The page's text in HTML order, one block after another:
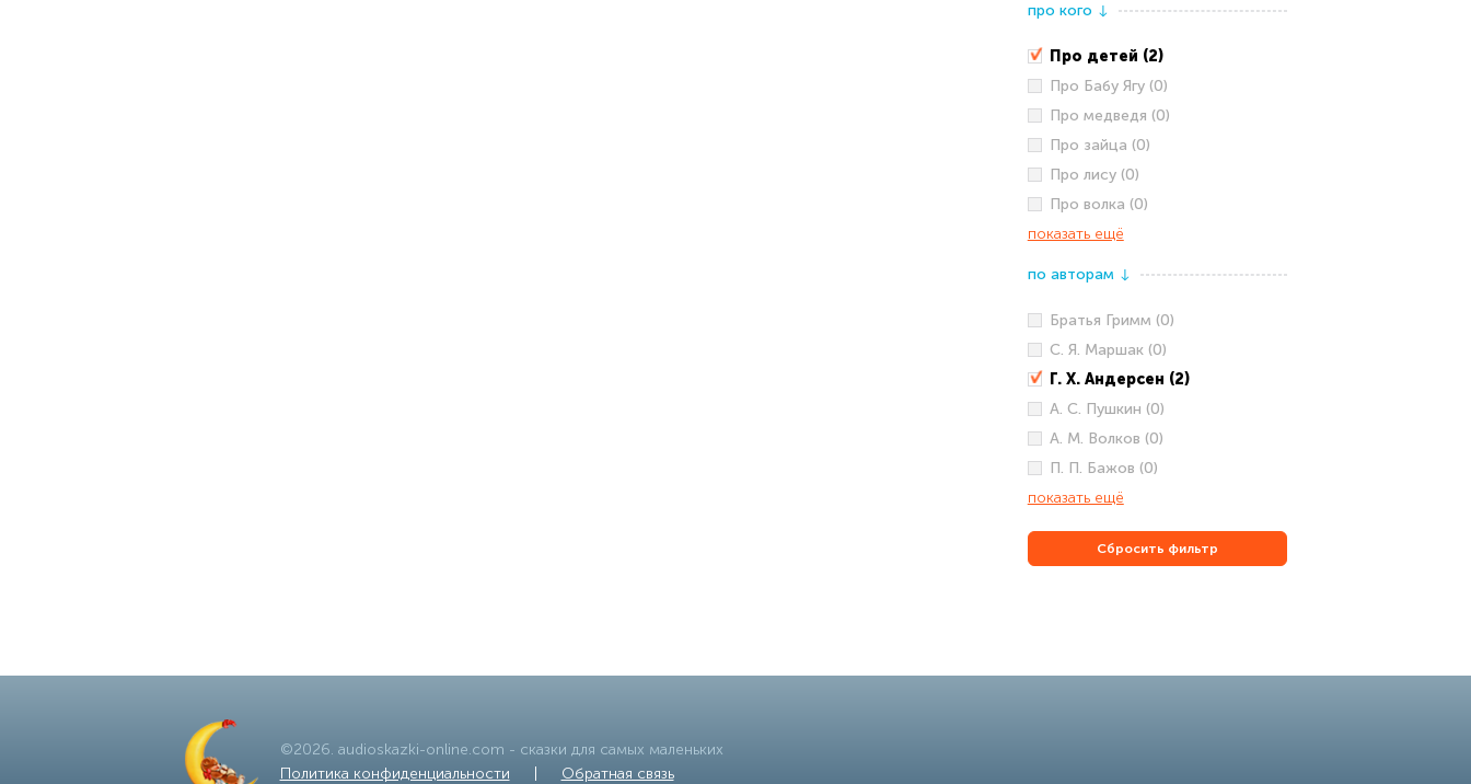
про кого ↓
Про детей (2)
Про Бабу Ягу (0)
Про медведя (0)
Про зайца (0)
Про лису (0)
Про волка (0)
показать ещё
по авторам ↓
Братья Гримм (0)
С. Я. Маршак (0)
Г. Х. Андерсен (2)
А. С. Пушкин (0)
А. М. Волков (0)
П. П. Бажов (0)
показать ещё
Сбросить фильтр
©2026. audioskazki-online.com - сказки для самых маленьких
Политика конфиденциальности
Обратная связь